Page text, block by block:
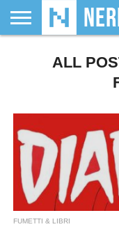
SIAMO
GIOCHI
GIOCHI
VIDEOGAMES
FUMETTI
& LIBRI
MAGIC:
DUNGEONS
WRESTLING
NERDANDO
AWARDS
BOLLINIALL
FUMETTI & LIBRI